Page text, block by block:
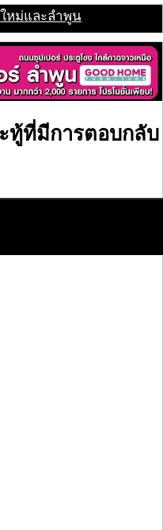
ใหม่และลำพูน
ทู้ที่มีการตอบกลับ